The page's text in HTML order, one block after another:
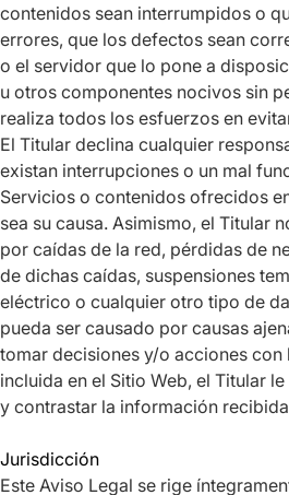
contenidos sean interrumpidos o
errores, que los defectos sean
o el servidor que lo pone a
u otros componentes nocivos sin
realiza todos los esfuerzos en
El Titular declina cualquier
existan interrupciones o un mal
Servicios o contenidos ofrecidos
sea su causa. Asimismo, el Titular
por caídas de la red, pérdidas de
de dichas caídas, suspensiones
eléctrico o cualquier otro tipo de
pueda ser causado por causas
tomar decisiones y/o acciones
incluida en el Sitio Web, el Titular
y contrastar la información
Jurisdicción
Este Aviso Legal se rige